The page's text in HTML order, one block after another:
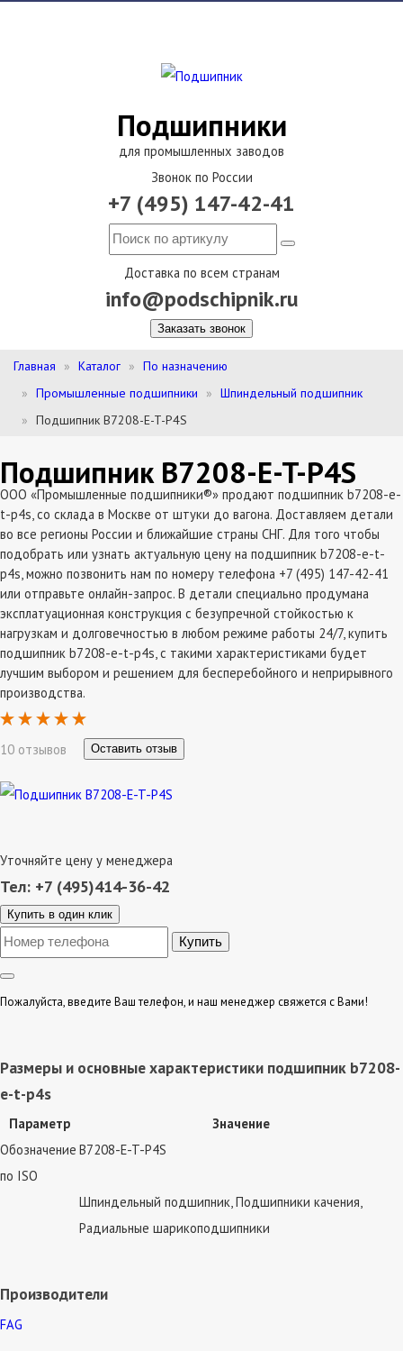
Подшипники
для промышленных заводов
Звонок по России
+7 (495) 147-42-41
Доставка по всем странам
info@podschipnik.ru
Заказать звонок
Главная Каталог
По назначению
Промышленные подшипники
Шпиндельный подшипник
Подшипник B7208-E-T-P4S
Подшипник B7208-E-T-P4S
ООО «Промышленные подшипники®» продают подшипник b7208-e-
t-p4s, со склада в Москве от штуки до вагона. Доставляем детали
во все регионы России и ближайшие страны СНГ. Для того чтобы
подобрать или узнать актуальную цену на подшипник b7208-e-t-
p4s, можно позвонить нам по номеру телефона +7 (495) 147-42-41
или отправьте онлайн-запрос. В детали специально продумана
эксплатуационная конструкция с безупречной стойкостью к
нагрузкам и долговечностью в любом режиме работы 24/7, купить
подшипник b7208-e-t-p4s, с такими характеристиками будет
лучшим выбором и решением для бесперебойного и неприрывного
производства.
10 отзывов Оставить отзыв
Уточняйте цену у менеджера
Тел: +7 (495)414-36-42
Купить в один клик
Пожалуйста, введите Ваш телефон, и наш менеджер свяжется с Вами!
Размеры и основные характеристики подшипник b7208-
e-t-p4s
Параметр
Значение
Обозначение
по ISO
B7208-E-T-P4S
Шпиндельный подшипник, Подшипники качения,
Радиальные шарикоподшипники
Производители
FAG